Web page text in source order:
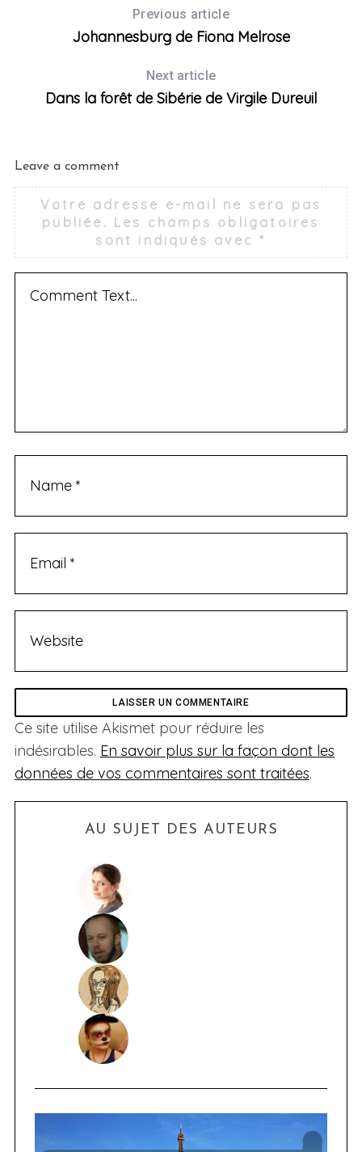
Previous article
Johannesburg de Fiona Melrose
Next article
Dans la forêt de Sibérie de Virgile Dureuil
Leave a comment
Votre adresse e-mail ne sera pas
publiée. Les champs obligatoires
sont indiqués avec*
Ce site utilise Akismet pour réduire les
indésirables. En savoir plus sur la façon dont les
données de vos commentaires sont traitées.
AU SUJET DES AUTEURS